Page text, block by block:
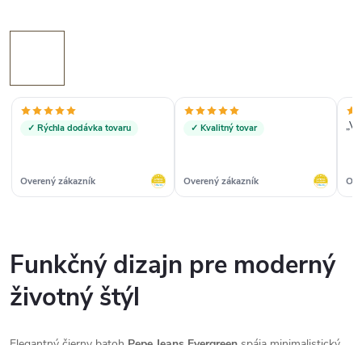
✓ Rýchla dodávka tovaru
Overený zákazník
✓ Kvalitný tovar
Overený zákazník
Funkčný dizajn pre moderný
životný štýl